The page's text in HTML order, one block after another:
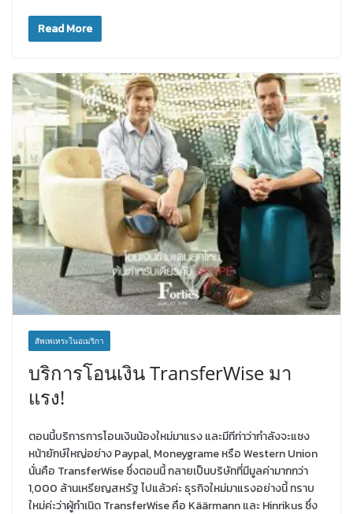
Read More
สัพเพเหระในอเมริกา
บริการโอนเงิน TransferWise มา
แรง!
ตอนนี้บริการการโอนเงินน้องใหม่มาแรง และมีทีท่าว่ากำลังจะแซง
หน้ายักษ์ใหญ่อย่าง Paypal, Moneygrame หรือ Western Union
นั่นคือ TransferWise ซึ่งตอนนี้ กลายเป็นบริษัทที่มีมูลค่ามากกว่า
1,000 ล้านเหรียญสหรัฐ ไปแล้วค่ะ ธุรกิจใหม่มาแรงอย่างนี้ ทราบ
ใหม่ค่ะว่าผู้กำเนิด TransferWise คือ Käärmann และ Hinrikus ซึ่ง